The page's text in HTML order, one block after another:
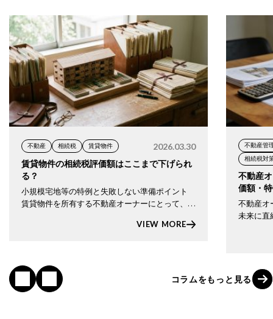
不動産 相続税 賃貸物件 2026.03.30
賃貸物件の相続税評価額はここまで下げられ
る？
小規模宅地等の特例と失敗しない準備ポイント
賃貸物件を所有する不動産オーナーにとって、相
も 小規模宅地等の特例は、条件を満たせば 土地
VIEW MORE
不動産管
相続税対
不動産
価額・
ガイド
不動産オ
未来に直
コラムをも っ と 見る